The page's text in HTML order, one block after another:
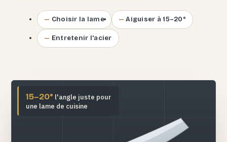
Choisir la lame Aiguiser à 15–20°
Entretenir l'acier
15–20° l'angle juste pour
une lame de cuisine